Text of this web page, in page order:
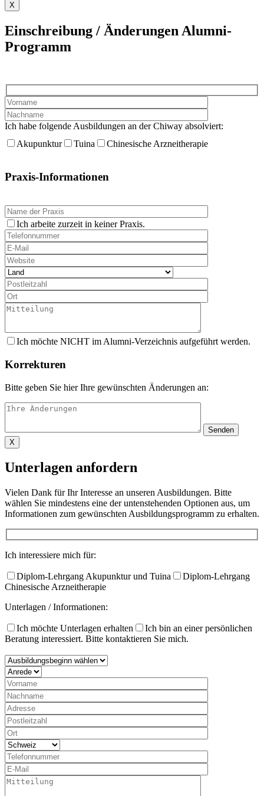
X
Einschreibung / Änderungen Alumni-
Programm
Ich habe folgende Ausbildungen an der Chiway absolviert:
Akupunktur
Tuina Chinesische Arzneitherapie
Praxis-Informationen
Ich arbeite zurzeit in keiner Praxis.
Ich möchte NICHT im Alumni-Verzeichnis aufgeführt werden.
Korrekturen
Bitte geben Sie hier Ihre gewünschten Änderungen an:
X
Unterlagen anfordern
Vielen Dank für Ihr Interesse an unseren Ausbildungen. Bitte
wählen Sie mindestens eine der untenstehenden Optionen aus, um
Informationen zum gewünschten Ausbildungsprogramm zu erhalten.​
Ich interessiere mich für:
Diplom-Lehrgang Akupunktur und Tuina
Diplom-Lehrgang
Chinesische Arzneitherapie
Unterlagen / Informationen:
Ich möchte Unterlagen erhalten
Ich bin an einer persönlichen
Beratung interessiert. Bitte kontaktieren Sie mich.